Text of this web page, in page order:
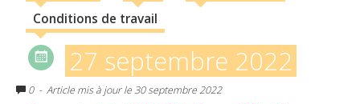
Conditions de travail
27 septembre 2022
0 - Article mis à jour le 30 septembre 2022